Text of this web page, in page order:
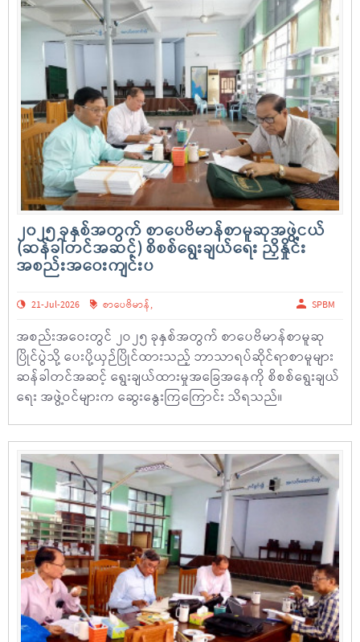
၂၀၂၅ ခုနှစ်အတွက် စာပေဗိမာန်စာမူဆုအဖွဲ့ငယ်
(ဆန်ခါတင်အဆင့်) စိစစ်ရွေးချယ်ရေး ညှိနှိုင်း
အစည်းအဝေးကျင်းပ
21-Jul-2026 စာပေဗိမာန်, SPBM
အစည်းအဝေးတွင် ၂ဝ၂၅ ခုနှစ်အတွက် စာပေဗိမာန်စာမူဆု
ပြိုင်ပွဲသို့ ပေးပို့ယှဉ်ပြိုင်ထားသည့် ဘာသာရပ်ဆိုင်ရာစာမူများ
ဆန်ခါတင်အဆင့် ရွေးချယ်ထားမှုအခြေအနေကို စိစစ်ရွေးချယ်
ရေး အဖွဲ့ဝင်များက ဆွေးနွေးကြကြောင်း သိရသည်။